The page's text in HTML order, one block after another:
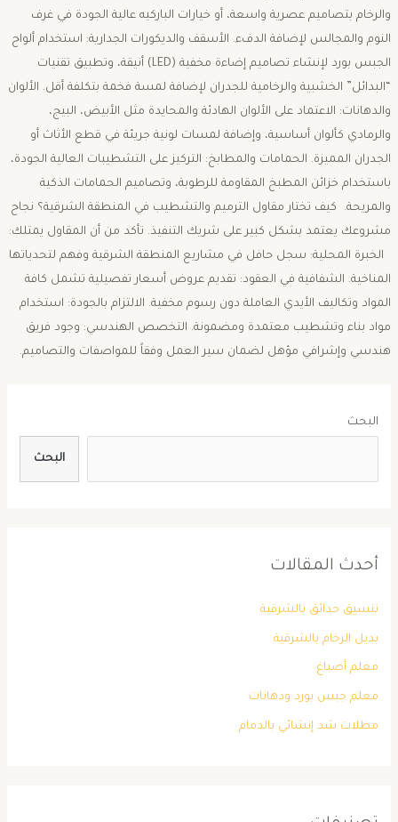
والرخام بتصاميم عصرية واسعة، أو خيارات الباركيه عالية الجودة في غرف
النوم والمجالس لإضافة الدفء. ​الأسقف والديكورات الجدارية: استخدام ألواح
الجبس بورد لإنشاء تصاميم إضاءة مخفية (LED) أنيقة، وتطبيق تقنيات
“البدائل” الخشبية والرخامية للجدران لإضافة لمسة فخمة بتكلفة أقل. ​الألوان
والدهانات: الاعتماد على الألوان الهادئة والمحايدة مثل الأبيض، البيج،
والرمادي كألوان أساسية، وإضافة لمسات لونية جريئة في قطع الأثاث أو
الجدران المميزة. ​الحمامات والمطابخ: التركيز على التشطيبات العالية الجودة،
باستخدام خزائن المطبخ المقاومة للرطوبة، وتصاميم الحمامات الذكية
والمريحة. ​ كيف تختار مقاول الترميم والتشطيب في المنطقة الشرقية؟ ​نجاح
مشروعك يعتمد بشكل كبير على شريك التنفيذ. تأكد من أن المقاول يمتلك:
​الخبرة المحلية: سجل حافل في مشاريع المنطقة الشرقية وفهم لتحدياتها
المناخية. ​الشفافية في العقود: تقديم عروض أسعار تفصيلية تشمل كافة
المواد وتكاليف الأيدي العاملة دون رسوم مخفية. ​الالتزام بالجودة: استخدام
مواد بناء وتشطيب معتمدة ومضمونة. ​التخصص الهندسي: وجود فريق
هندسي وإشرافي مؤهل لضمان سير العمل وفقاً للمواصفات والتصاميم.
البحث
البحث
أحدث المقالات
تنسيق حدائق بالشرقية
بديل الرخام بالشرقية
معلم أصباغ
معلم جبس بورد ودهانات
مظلات شد إنشائي بالدمام